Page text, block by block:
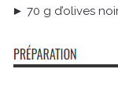
► 70 g d’olives